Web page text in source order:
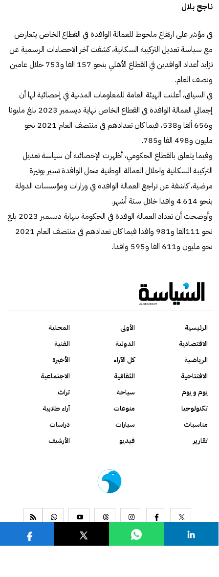
ناجح بلال
في مؤشر على ارتفاع ملحوظ للعمالة الوافدة في القطاع الخاص يتعارض
مع سياسة تعديل التركيبة السكانية، كشفت آخر الاحصاءات الرسمية عن
تزايد أعداد الوافدين في القطاع الأهلي بنحو 157 الفا و753 خلال عامين
ونصف العام.
في السياق، أعلنت الهيئة العامة للمعلومات المدنية في إحصائية لها أن
إجمالي العمالة الوافدة في القطاع الخاص نهاية ديسمبر 2023 بلغ مليونا
و656 ألفا و538، فيما كان تعدادهم في منتصف العام 2021 نحو
مليون و498 الفا و785.
وفيما يتعلق بالقطاع الحكومي، أظهرت الإحصائية أن سياسة تعديل
التركيبة السكانية واحلال العمالة الوطنية محل الوافدة تسير بوتيرة
مرضية، كاشفة عن تراجع العمالة الوافدة في وزارات ومؤسسات الدولة
بنحو 4.614 وافدا خلال ستة أشهر.
وأوضحت أن تعداد العمالة الوفدة في الحكومة بنهاية ديسمبر 2023 بلغ
نحو 111الفا و981 وافدا فيما كان تعدادهم في منتصف العام 2021
نحو مليون و611 الفا و595 وافدا.
الرئيسية الأولى
المحلية
الاقتصادية
الدولية
الفنية
الرياضية
كل الآراء
الأخيرة
الافتتاحية
الثقافية
الاجتماعية
يوم و يوم
سياحة
تراث
تكنولوجيا
منوعات
آراء طلابية
مناسبات
سيارات
دراسات
تقارير
فيديو الأرشيف